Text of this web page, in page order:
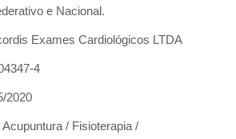
e Nacional.
Exames Cardiológicos LTDA
4
2020
Acupuntura / Fisioterapia /